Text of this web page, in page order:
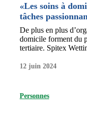
«Les soins à
tâches
De plus en plus
domicile forment du
tertiaire. Spitex
12 juin 2024
Personnes